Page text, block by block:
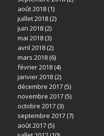
août 2018(1)
juillet 2018(2)
juin 2018(2)
mai 2018(3)
avril 2018(2)
mars 2018(6)
février 2018(4)
janvier 2018(2)
décembre 2017(5)
novembre 2017(5)
octobre 2017(3)
septembre 2017(7)
août 2017(5)